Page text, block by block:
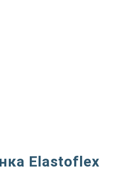
Elastoflex